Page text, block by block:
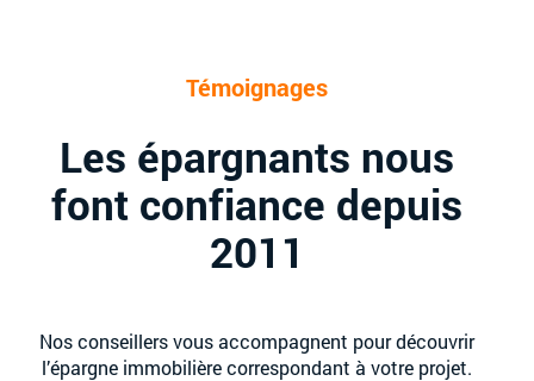
Témoignages
Les épargnants nous
font confiance depuis
2011
Nos conseillers vous accompagnent pour découvrir
l’épargne immobilière correspondant à votre projet.